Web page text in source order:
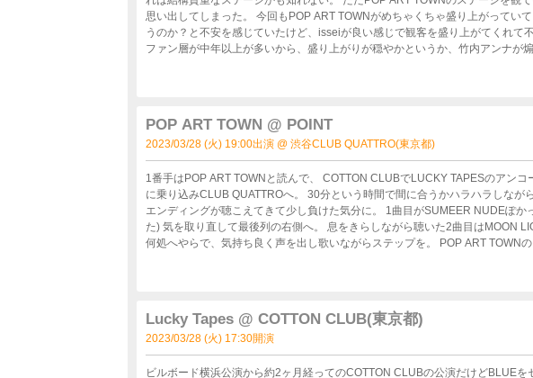
思い出してしまった。 今回もPOP ART TOWNがめちゃくちゃ盛り上がってい
うのか？と不安を感じていたけど、isseiが良い感じで観客を盛り上がてくれて
ファン層が中年以上が多いから、盛り上がりが穏やかというか、竹内アンナが
のせいもあると思うんだよな。
POP ART TOWN @ POINT
2023/03/28 (火) 19:00出演 @ 渋谷CLUB QUATTRO(東京都)
1番手はPOP ART TOWNと読んで、 COTTON CLUBでLUCKY TAPESのアン
に乗り込みCLUB QUATTROへ。 30分という時間で間に合うかハラハラしなが
エンディングが聴こえてきて少し負けた気分に。 1曲目がSUMEER NUDEぽか
た) 気を取り直して最後列の右側へ。 息をきらしながら聴いた2曲目はMOON
何処へやらで、気持ち良く声を出し歌いながらステップを。 POP ART TOWN
増えてくれたら東京でのワンマンライブの回数も増えるかな。 と帰りにCDを
マンと変わりないホームのような感じだったな。
Lucky Tapes @ COTTON CLUB(東京都)
2023/03/28 (火) 17:30開演
ビルボード横浜公演から約2ヶ月経ってのCOTTON CLUBの公演だけどBLUE